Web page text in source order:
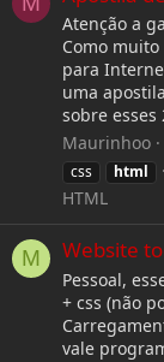
Atenção a
Como
para
uma
sobre
Maurinhoo
css
html
HTML
M Website
Pessoal,
+ css (não
vale